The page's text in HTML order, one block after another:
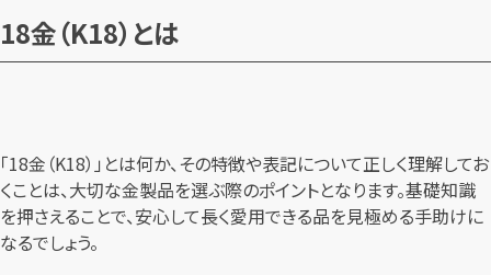
18金（K18）とは
「18金（K18）」とは何か、その特徴や表記について正しく理解してお
くことは、大切な金製品を選ぶ際のポイントとなります。基礎知識
を押さえることで、安心して長く愛用できる品を見極める手助けに
なるでしょう。